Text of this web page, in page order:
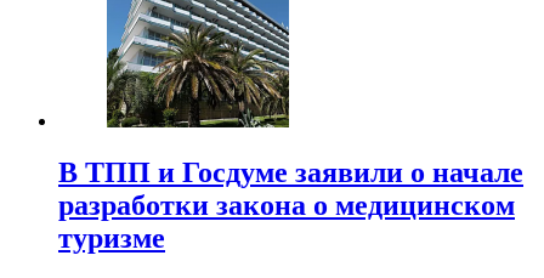
В ТПП и Госдуме заявили о начале
разработки закона о медицинском
туризме